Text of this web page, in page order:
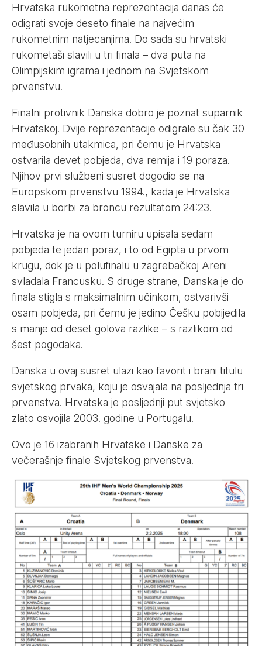
Hrvatska rukometna reprezentacija danas će
odigrati svoje deseto finale na najvećim
rukometnim natjecanjima. Do sada su hrvatski
rukometaši slavili u tri finala – dva puta na
Olimpijskim igrama i jednom na Svjetskom
prvenstvu.
Finalni protivnik Danska dobro je poznat suparnik
Hrvatskoj. Dvije reprezentacije odigrale su čak 30
međusobnih utakmica, pri čemu je Hrvatska
ostvarila devet pobjeda, dva remija i 19 poraza.
Njihov prvi službeni susret dogodio se na
Europskom prvenstvu 1994., kada je Hrvatska
slavila u borbi za broncu rezultatom 24:23.
Hrvatska je na ovom turniru upisala sedam
pobjeda te jedan poraz, i to od Egipta u prvom
krugu, dok je u polufinalu u zagrebačkoj Areni
svladala Francusku. S druge strane, Danska je do
finala stigla s maksimalnim učinkom, ostvarivši
osam pobjeda, pri čemu je jedino Češku pobijedila
s manje od deset golova razlike – s razlikom od
šest pogodaka.
Danska u ovaj susret ulazi kao favorit i brani titulu
svjetskog prvaka, koju je osvajala na posljednja tri
prvenstva. Hrvatska je posljednji put svjetsko
zlato osvojila 2003. godine u Portugalu.
Ovo je 16 izabranih Hrvatske i Danske za
večerašnje finale Svjetskog prvenstva.